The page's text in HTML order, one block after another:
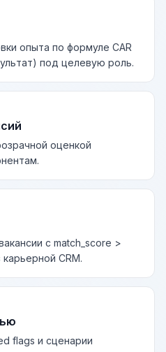
опыта по формуле CAR
под целевую роль.
оценкой
с match_score >
CRM.
flags и сценарии